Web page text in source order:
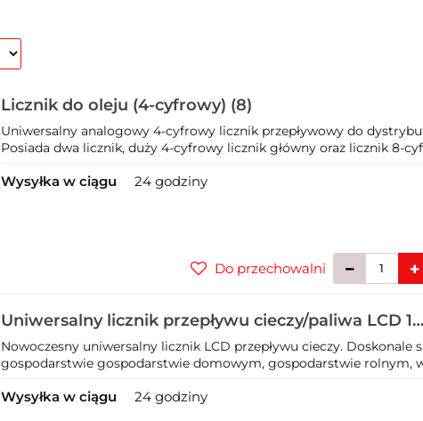
Licznik do oleju (4-cyfrowy) (8)
Uniwersalny analogowy 4-cyfrowy licznik przepływowy do
Posiada dwa licznik, duży 4-cyfrowy licznik główny oraz licznik 8-
Wysyłka w ciągu 24 godziny
Do przechowalni
Uniwersalny licznik przepływu cieczy/paliwa LCD 1"
(20)
Nowoczesny uniwersalny licznik LCD przepływu cieczy. Doskonale
gospodarstwie gospodarstwie domowym, gospodarstwie rolnym,
Wysyłka w ciągu 24 godziny